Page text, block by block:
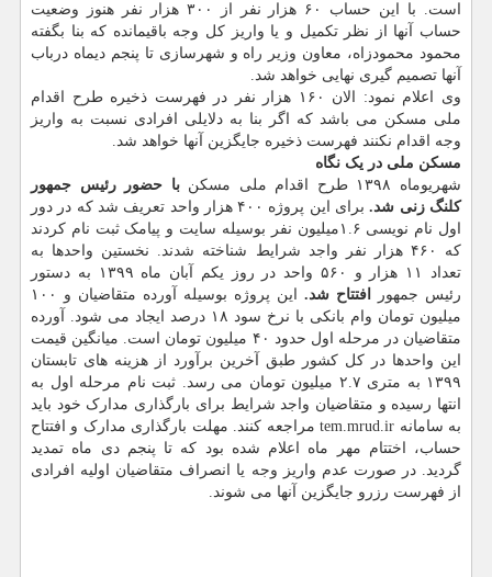
است. با این حساب ۶۰ هزار نفر از ۳۰۰ هزار نفر هنوز وضعیت
حساب آنها از نظر تکمیل و یا واریز کل وجه باقیمانده که بنا بگفته
محمود محمودزاه، معاون وزیر راه و شهرسازی تا پنجم دیماه درباب
آنها تصمیم گیری نهایی خواهد شد.
وی اعلام نمود: الان ۱۶۰ هزار نفر در فهرست ذخیره طرح اقدام
ملی مسکن می باشد که اگر بنا به دلایلی افرادی نسبت به واریز
وجه اقدام نکنند فهرست ذخیره جایگزین آنها خواهد شد.
مسکن ملی در یک نگاه
شهریوماه ۱۳۹۸ طرح اقدام ملی مسکن
با حضور رئیس جمهور
کلنگ زنی شد.
برای این پروژه ۴۰۰ هزار واحد تعریف شد که در دور
اول نام نویسی ۱.۶میلیون نفر بوسیله سایت و پیامک ثبت نام کردند
که ۴۶۰ هزار نفر واجد شرایط شناخته شدند. نخستین واحدها به
تعداد ۱۱ هزار و ۵۶۰ واحد در روز یکم آبان ماه ۱۳۹۹ به دستور
رئیس جمهور
افتتاح شد.
این پروژه بوسیله آورده متقاضیان و ۱۰۰
میلیون تومان وام بانکی با نرخ سود ۱۸ درصد ایجاد می شود. آورده
متقاضیان در مرحله اول حدود ۴۰ میلیون تومان است. میانگین قیمت
این واحدها در کل کشور طبق آخرین برآورد از هزینه های تابستان
۱۳۹۹ به متری ۲.۷ میلیون تومان می رسد. ثبت نام مرحله اول به
انتها رسیده و متقاضیان واجد شرایط برای بارگذاری مدارک خود باید
به سامانه tem.mrud.ir مراجعه کنند. مهلت بارگذاری مدارک و افتتاح
حساب، اختتام مهر ماه اعلام شده بود که تا پنجم دی ماه تمدید
گردید. در صورت عدم واریز وجه یا انصراف متقاضیان اولیه افرادی
از فهرست رزرو جایگزین آنها می شوند.